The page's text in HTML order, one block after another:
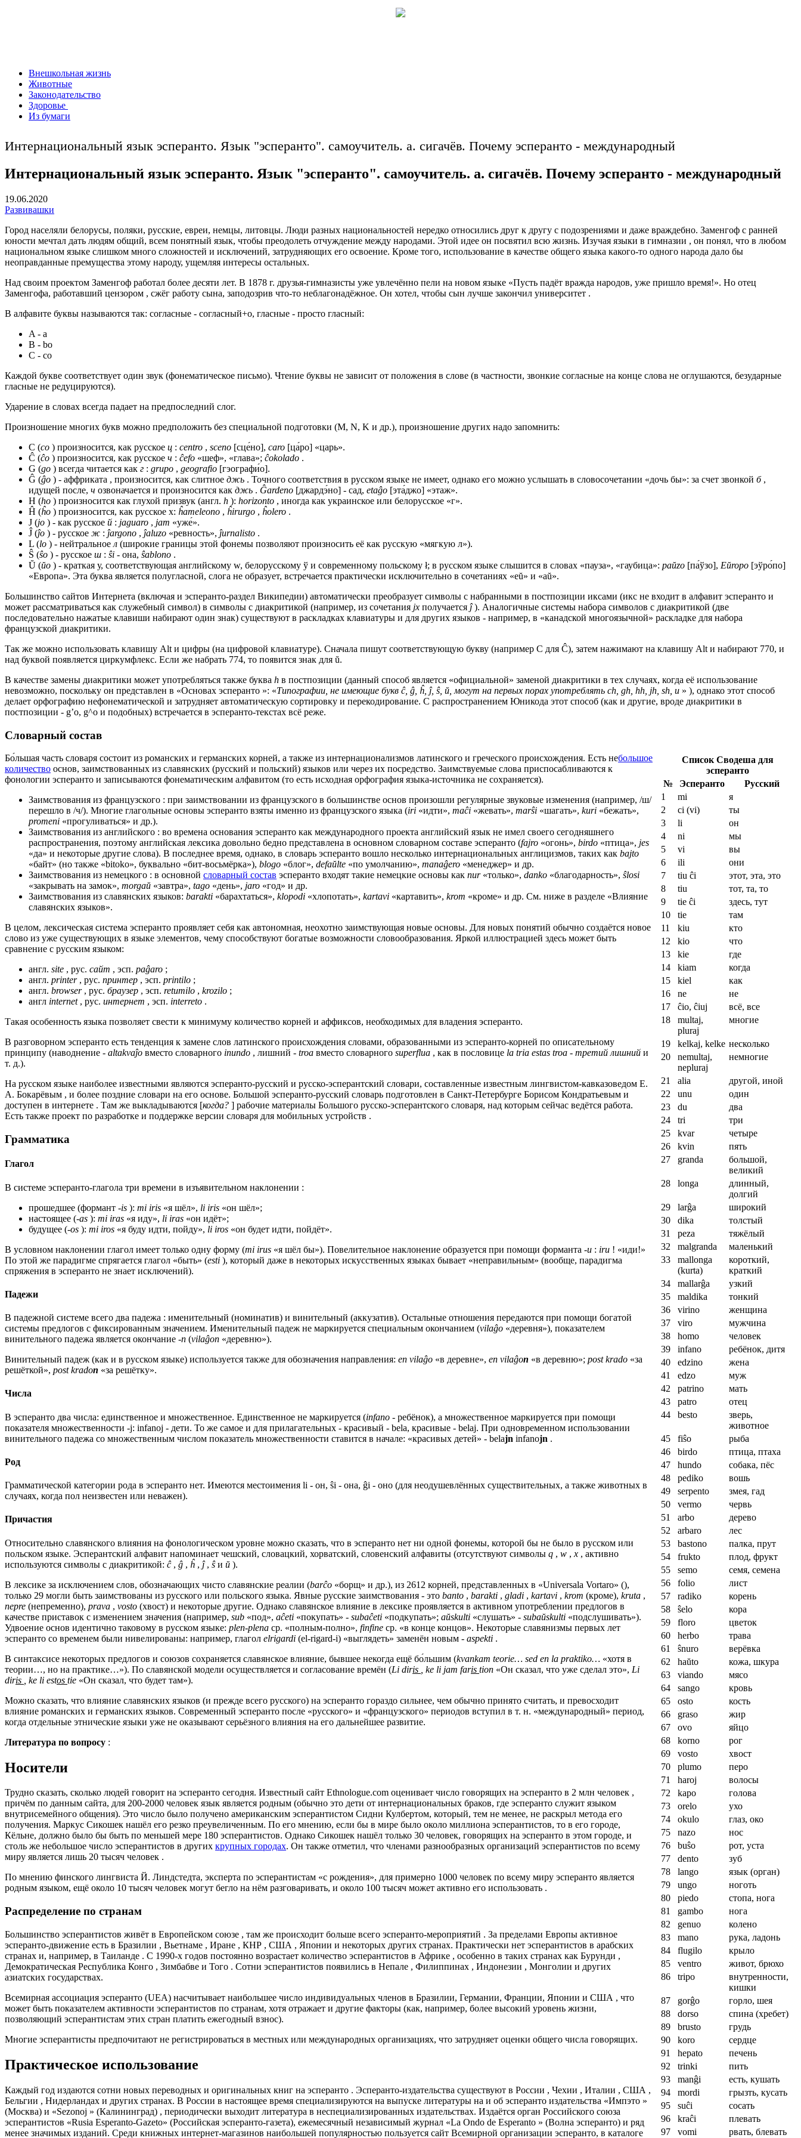
Внешкольная жизнь
Животные
Законодательство
Здоровье
Из бумаги
Интернациональный язык эсперанто. Язык "эсперанто". самоучитель. а. сигачёв. Почему эсперанто - международный
Интернациональный язык эсперанто. Язык "эсперанто". самоучитель. а. сигачёв. Почему эсперанто - международный
19.06.2020
Развивашки
Город населяли белорусы, поляки, русские, евреи, немцы, литовцы. Люди разных национальностей нередко относились друг к другу с подозрениями и даже враждебно. Заменгоф с ранней
юности мечтал дать людям общий, всем понятный язык, чтобы преодолеть отчуждение между народами. Этой идее он посвятил всю жизнь. Изучая языки в гимназии , он понял, что в любом
национальном языке слишком много сложностей и исключений, затрудняющих его освоение. Кроме того, использование в качестве общего языка какого-то одного народа дало бы
неоправданные премущества этому народу, ущемляя интересы остальных.
Над своим проектом Заменгоф работал более десяти лет. В 1878 г. друзья-гимназисты уже увлечённо пели на новом языке «Пусть падёт вражда народов, уже пришло время!». Но отец
Заменгофа, работавший цензором , сжёг работу сына, заподозрив что-то неблагонадёжное. Он хотел, чтобы сын лучше закончил университет .
В алфавите буквы называются так: согласные - согласный+о, гласные - просто гласный:
A - а
B - bo
C - со
Каждой букве соответствует один звук (фонематическое письмо). Чтение буквы не зависит от положения в слове (в частности, звонкие согласные на конце слова не оглушаются, безударные
гласные не редуцируются).
Ударение в словах всегда падает на предпоследний слог.
Произношение многих букв можно предположить без специальной подготовки (M, N, K и др.), произношение других надо запомнить:
C (co ) произносится, как русское ц : centro , sceno [сце́но], caro [ца́ро] «царь».
Ĉ (ĉo ) произносится, как русское ч : ĉefo «шеф», «глава»; ĉokolado .
G (go ) всегда читается как г : grupo , geografio [гэографи́о].
Ĝ (ĝo ) - аффриката , произносится, как слитное джь . Точного соответствия в русском языке не имеет, однако его можно услышать в словосочетании «дочь бы»: за счет звонкой б ,
идущей после, ч озвоначается и произносится как джь . Ĝardeno [джардэ́но] - сад, etaĝo [эта́джо] «этаж».
H (ho ) произносится как глухой призвук (англ. h ): horizonto , иногда как украинское или белорусское «г».
Ĥ (ĥo ) произносится, как русское х: ĥameleono , ĥirurgo , ĥolero .
J (jo ) - как русское й : jaguaro , jam «уже́».
Ĵ (ĵo ) - русское ж : ĵargono , ĵaluzo «ревность», ĵurnalisto .
L (lo ) - нейтральное л (широкие границы этой фонемы позволяют произносить её как русскую «мягкую л»).
Ŝ (ŝo ) - русское ш : ŝi - она, ŝablono .
Ŭ (ŭo ) - краткая у, соответствующая английскому w, белорусскому ў и современному польскому ł; в русском языке слышится в словах «пауза», «гаубица»: paŭzo [па́ўзо], Eŭropo [эўро́по]
«Европа». Эта буква является полугласной, слога не образует, встречается практически исключительно в сочетаниях «eŭ» и «aŭ».
Большинство сайтов Интернета (включая и эсперанто-раздел Википедии) автоматически преобразует символы с набранными в постпозиции иксами (икс не входит в алфавит эсперанто и
может рассматриваться как служебный символ) в символы с диакритикой (например, из сочетания jx получается ĵ). Аналогичные системы набора символов с диакритикой (две
последовательно нажатые клавиши набирают один знак) существуют в раскладках клавиатуры и для других языков - например, в «канадской многоязычной» раскладке для набора
французской диакритики.
Так же можно использовать клавишу Alt и цифры (на цифровой клавиатуре). Сначала пишут соответствующую букву (например C для Ĉ), затем нажимают на клавишу Alt и набирают 770, и
над буквой появляется циркумфлекс. Если же набрать 774, то появится знак для ŭ.
В качестве замены диакритики может употребляться также буква h в постпозиции (данный способ является «официальной» заменой диакритики в тех случаях, когда её использование
невозможно, поскольку он представлен в «Основах эсперанто »: «Типографии, не имеющие букв ĉ, ĝ, ĥ, ĵ, ŝ, ŭ, могут на первых порах употреблять ch, gh, hh, jh, sh, u » ), однако этот способ
делает орфографию нефонематической и затрудняет автоматическую сортировку и перекодирование. С распространением Юникода этот способ (как и другие, вроде диакритики в
постпозиции - g’o, g^o и подобных) встречается в эсперанто-текстах всё реже.
Словарный состав
Список Сводеша для
эсперанто
№
Эсперанто
Русский
1
mi
я
2
ci (vi)
ты
3
li
он
4
ni
мы
5
vi
вы
6
ili
они
7
tiu ĉi
этот, эта, это
8
tiu
тот, та, то
9
tie ĉi
здесь, тут
10
tie
там
11
kiu
кто
12
kio
что
13
kie
где
14
kiam
когда
15
kiel
как
16
ne
не
17
ĉio, ĉiuj
всё, все
18
multaj,
pluraj
многие
19 kelkaj, kelke несколько
20
nemultaj,
nepluraj
немногие
21 alia
другой, иной
22
unu
один
23
du
два
24
tri
три
25
kvar
четыре
26
kvin
пять
27
granda
большой,
великий
28
longa
длинный,
долгий
29
larĝa
широкий
30
dika
толстый
31
peza
тяжёлый
32
malgranda
маленький
33
mallonga
(kurta)
короткий,
краткий
34
mallarĝa
узкий
35
maldika
тонкий
36
virino
женщина
37
viro
мужчина
38
homo
человек
39
infano
ребёнок, дитя
40
edzino
жена
41
edzo
муж
42
patrino
мать
43
patro
отец
44
besto
зверь,
животное
45
fiŝo
рыба
46
birdo
птица, птаха
47
hundo
собака, пёс
48
pediko
вошь
49
serpento
змея, гад
50
vermo
червь
51
arbo
дерево
52
arbaro
лес
53
bastono
палка, прут
54
frukto
плод, фрукт
55
semo
семя, семена
56
folio
лист
57
radiko
корень
58
ŝelo
кора
59
floro
цветок
60
herbo
трава
61
ŝnuro
верёвка
62
haŭto
кожа, шкура
63
viando
мясо
64
sango
кровь
65
osto
кость
66
graso
жир
67
ovo
яйцо
68
korno
рог
69
vosto
хвост
70
plumo
перо
71
haroj
волосы
72
kapo
голова
73
orelo
ухо
74
okulo
глаз, око
75
nazo
нос
76
buŝo
рот, уста
77
dento
зуб
78
lango
язык (орган)
79
ungo
ноготь
80
piedo
стопа, нога
81
gambo
нога
82
genuo
колено
83
mano
рука, ладонь
84
flugilo
крыло
85
ventro
живот, брюхо
86
tripo
внутренности,
кишки
87
gorĝo
горло, шея
88
dorso
спина (хребет)
89
brusto
грудь
90
koro
сердце
91
hepato
печень
92
trinki
пить
93
manĝi
есть, кушать
94
mordi
грызть, кусать
95
suĉi
сосать
96
kraĉi
плевать
97
vomi рвать, блевать
Бо́льшая часть словаря состоит из романских и германских корней, а также из интернационализмов латинского и греческого происхождения. Есть небольшое
количество основ, заимствованных из славянских (русский и польский) языков или через их посредство. Заимствуемые слова приспосабливаются к
фонологии эсперанто и записываются фонематическим алфавитом (то есть исходная орфография языка-источника не сохраняется).
Заимствования из французского : при заимствовании из французского в большинстве основ произошли регулярные звуковые изменения (например, /ш/
перешло в /ч/). Многие глагольные основы эсперанто взяты именно из французского языка (iri «идти», maĉi «жевать», marŝi «шагать», kuri «бежать»,
promeni «прогуливаться» и др.).
Заимствования из английского : во времена основания эсперанто как международного проекта английский язык не имел своего сегодняшнего
распространения, поэтому английская лексика довольно бедно представлена в основном словарном составе эсперанто (fajro «огонь», birdo «птица», jes
«да» и некоторые другие слова). В последнее время, однако, в словарь эсперанто вошло несколько интернациональных англицизмов, таких как bajto
«байт» (но также «bitoko», буквально «бит-восьмёрка»), blogo «блог», defaŭlte «по умолчанию», manaĝero «менеджер» и др.
Заимствования из немецкого : в основной словарный состав эсперанто входят такие немецкие основы как nur «только», danko «благодарность», ŝlosi
«закрывать на замок», morgaŭ «завтра», tago «день», jaro «год» и др.
Заимствования из славянских языков: barakti «барахтаться», klopodi «хлопотать», kartavi «картавить», krom «кроме» и др. См. ниже в разделе «Влияние
славянских языков».
В целом, лексическая система эсперанто проявляет себя как автономная, неохотно заимствующая новые основы. Для новых понятий обычно создаётся новое
слово из уже существующих в языке элементов, чему способствуют богатые возможности словообразования. Яркой иллюстрацией здесь может быть
сравнение с русским языком:
англ. site , рус. сайт , эсп. paĝaro ;
англ. printer , рус. принтер , эсп. printilo ;
англ. browser , рус. браузер , эсп. retumilo , krozilo ;
англ internet , рус. интернет , эсп. interreto .
Такая особенность языка позволяет свести к минимуму количество корней и аффиксов, необходимых для владения эсперанто.
В разговорном эсперанто есть тенденция к замене слов латинского происхождения словами, образованными из эсперанто-корней по описательному
принципу (наводнение - altakvaĵo вместо словарного inundo , лишний - troa вместо словарного superflua , как в пословице la tria estas troa - третий лишний и
т. д.).
На русском языке наиболее известными являются эсперанто-русский и русско-эсперантский словари, составленные известным лингвистом-кавказоведом Е.
А. Бокарёвым , и более поздние словари на его основе. Большой эсперанто-русский словарь подготовлен в Санкт-Петербурге Борисом Кондратьевым и
доступен в интернете . Там же выкладываются [когда? ] рабочие материалы Большого русско-эсперантского словаря, над которым сейчас ведётся работа.
Есть также проект по разработке и поддержке версии словаря для мобильных устройств .
Грамматика
Глагол
В системе эсперанто-глагола три времени в изъявительном наклонении :
прошедшее (формант -is ): mi iris «я шёл», li iris «он шёл»;
настоящее (-as ): mi iras «я иду», li iras «он идёт»;
будущее (-os ): mi iros «я буду идти, пойду», li iros «он будет идти, пойдёт».
В условном наклонении глагол имеет только одну форму (mi irus «я шёл бы»). Повелительное наклонение образуется при помощи форманта -u : iru ! «иди!»
По этой же парадигме спрягается глагол «быть» (esti ), который даже в некоторых искусственных языках бывает «неправильным» (вообще, парадигма
спряжения в эсперанто не знает исключений).
Падежи
В падежной системе всего два падежа : именительный (номинатив) и винительный (аккузатив). Остальные отношения передаются при помощи богатой
системы предлогов с фиксированным значением. Именительный падеж не маркируется специальным окончанием (vilaĝo «деревня»), показателем
винительного падежа является окончание -n (vilaĝon «деревню»).
Винительный падеж (как и в русском языке) используется также для обозначения направления: en vilaĝo «в деревне», en vilaĝon «в деревню»; post krado «за
решёткой», post kradon «за решётку».
Числа
В эсперанто два числа: единственное и множественное. Единственное не маркируется (infano - ребёнок), а множественное маркируется при помощи
показателя множественности -j: infanoj - дети. То же самое и для прилагательных - красивый - bela, красивые - belaj. При одновременном использовании
винительного падежа со множественным числом показатель множественности ставится в начале: «красивых детей» - belajn infanojn .
Род
Грамматической категории рода в эсперанто нет. Имеются местоимения li - он, ŝi - она, ĝi - оно (для неодушевлённых существительных, а также животных в
случаях, когда пол неизвестен или неважен).
Причастия
Относительно славянского влияния на фонологическом уровне можно сказать, что в эсперанто нет ни одной фонемы, которой бы не было в русском или
польском языке. Эсперантский алфавит напоминает чешский, словацкий, хорватский, словенский алфавиты (отсутствуют символы q , w , x , активно
используются символы с диакритикой: ĉ , ĝ , ĥ , ĵ, ŝи ŭ ).
В лексике за исключением слов, обозначающих чисто славянские реалии (barĉo «борщ» и др.), из 2612 корней, представленных в «Universala Vortaro» (),
только 29 могли быть заимствованы из русского или польского языка. Явные русские заимствования - это banto , barakti , gladi , kartavi , krom (кроме), kruta ,
nepre (непременно), prava , vosto (хвост) и некоторые другие. Однако славянское влияние в лексике проявляется в активном употреблении предлогов в
качестве приставок с изменением значения (например, sub «под», aĉeti «покупать» - subaĉeti «подкупать»; aŭskulti «слушать» - subaŭskulti «подслушивать»).
Удвоение основ идентично таковому в русском языке: plen-plena ср. «полным-полно», finfine ср. «в конце концов». Некоторые славянизмы первых лет
эсперанто со временем были нивелированы: например, глагол elrigardi (el-rigard-i) «выглядеть» заменён новым - aspekti .
В синтаксисе некоторых предлогов и союзов сохраняется славянское влияние, бывшее некогда ещё бо́льшим (kvankam teorie… sed en la praktiko… «хотя в
теории…, но на практике…»). По славянской модели осуществляется и согласование времён (Li diris , ke li jam faris tion «Он сказал, что уже сделал это», Li
diris , ke li estos tie «Он сказал, что будет там»).
Можно сказать, что влияние славянских языков (и прежде всего русского) на эсперанто гораздо сильнее, чем обычно принято считать, и превосходит
влияние романских и германских языков. Современный эсперанто после «русского» и «французского» периодов вступил в т. н. «международный» период,
когда отдельные этнические языки уже не оказывают серьёзного влияния на его дальнейшее развитие.
Литература по вопросу :
Носители
Трудно сказать, сколько людей говорит на эсперанто сегодня. Известный сайт Ethnologue.com оценивает число говорящих на эсперанто в 2 млн человек ,
причём по данным сайта, для 200-2000 человек язык является родным (обычно это дети от интернациональных браков, где эсперанто служит языком
внутрисемейного общения). Это число было получено американским эсперантистом Сидни Кулбертом, который, тем не менее, не раскрыл метода его
получения. Маркус Сикошек нашёл его резко преувеличенным. По его мнению, если бы в мире было около миллиона эсперантистов, то в его городе,
Кёльне, должно было бы быть по меньшей мере 180 эсперантистов. Однако Сикошек нашёл только 30 человек, говорящих на эсперанто в этом городе, и
столь же небольшое число эсперантистов в других крупных городах. Он также отметил, что членами разнообразных организаций эсперантистов по всему
миру является лишь 20 тысяч человек .
По мнению финского лингвиста Й. Линдстедта, эксперта по эсперантистам «с рождения», для примерно 1000 человек по всему миру эсперанто является
родным языком, ещё около 10 тысяч человек могут бегло на нём разговаривать, и около 100 тысяч может активно его использовать .
Распределение по странам
Большинство эсперантистов живёт в Европейском союзе , там же происходит больше всего эсперанто-мероприятий . За пределами Европы активное
эсперанто-движение есть в Бразилии , Вьетнаме , Иране , КНР , США , Японии и некоторых других странах. Практически нет эсперантистов в арабских
странах и, например, в Таиланде . С 1990-х годов постоянно возрастает количество эсперантистов в Африке , особенно в таких странах как Бурунди ,
Демократическая Республика Конго , Зимбабве и Того . Сотни эсперантистов появились в Непале , Филиппинах , Индонезии , Монголии и других
азиатских государствах.
Всемирная ассоциация эсперанто (UEA) насчитывает наибольшее число индивидуальных членов в Бразилии, Германии, Франции, Японии и США , что
может быть показателем активности эсперантистов по странам, хотя отражает и другие факторы (как, например, более высокий уровень жизни,
позволяющий эсперантистам этих стран платить ежегодный взнос).
Многие эсперантисты предпочитают не регистрироваться в местных или международных организациях, что затрудняет оценки общего числа говорящих.
Практическое использование
Каждый год издаются сотни новых переводных и оригинальных книг на эсперанто . Эсперанто-издательства существуют в России , Чехии , Италии , США ,
Бельгии , Нидерландах и других странах. В России в настоящее время специализируются на выпуске литературы на и об эсперанто издательства «Импэто »
(Москва) и «Sezonoj » (Калининград) , периодически выходит литература в неспециализированных издательствах. Издаётся орган Российского союза
эсперантистов «Rusia Esperanto-Gazeto» (Российская эсперанто-газета), ежемесячный независимый журнал «La Ondo de Esperanto » (Волна эсперанто) и ряд
менее значимых изданий. Среди книжных интернет-магазинов наибольшей популярностью пользуется сайт Всемирной организации эсперанто, в каталоге